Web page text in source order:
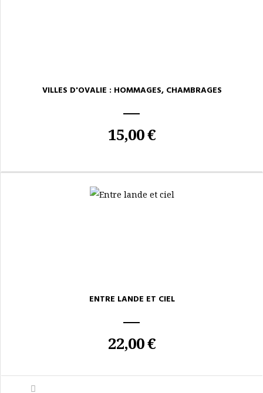
VILLES D'OVALIE : HOMMAGES, CHAMBRAGES
15,00 €
ENTRE LANDE ET CIEL
22,00 €